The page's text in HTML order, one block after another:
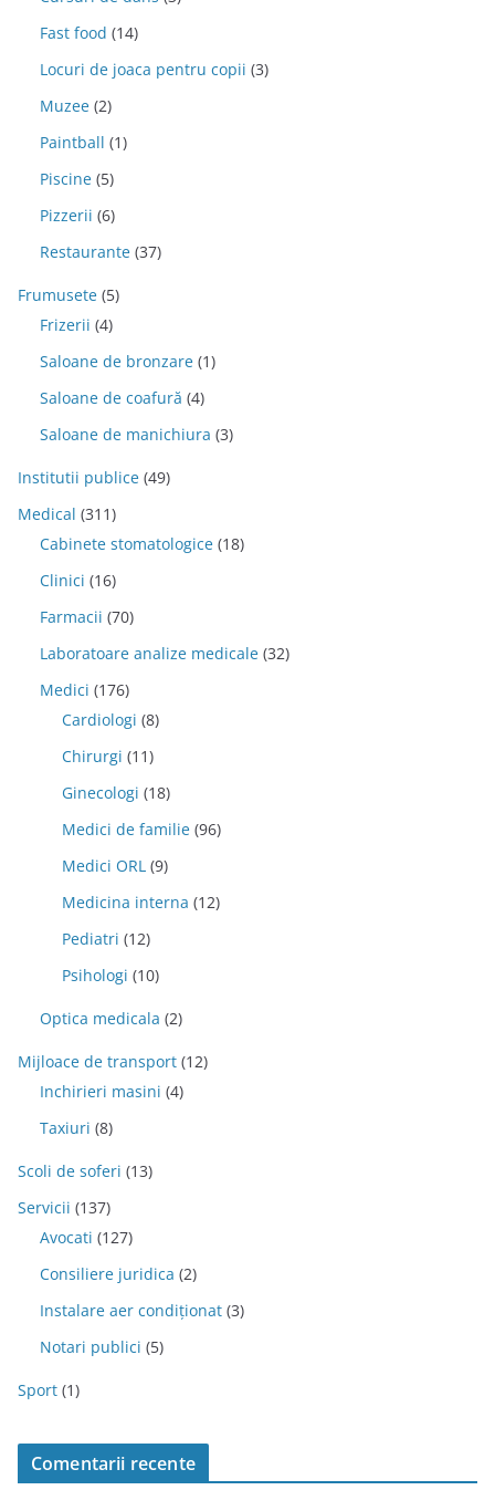
Fast food (14)
Locuri de joaca pentru copii (3)
Muzee (2)
Paintball (1)
Piscine (5)
Pizzerii (6)
Restaurante (37)
Frumusete (5)
Frizerii (4)
Saloane de bronzare (1)
Saloane de coafură (4)
Saloane de manichiura (3)
Institutii publice (49)
Medical (311)
Cabinete stomatologice (18)
Clinici (16)
Farmacii (70)
Laboratoare analize medicale (32)
Medici (176)
Cardiologi (8)
Chirurgi (11)
Ginecologi (18)
Medici de familie (96)
Medici ORL (9)
Medicina interna (12)
Pediatri (12)
Psihologi (10)
Optica medicala (2)
Mijloace de transport (12)
Inchirieri masini (4)
Taxiuri (8)
Scoli de soferi (13)
Servicii (137)
Avocati (127)
Consiliere juridica (2)
Instalare aer condiționat (3)
Notari publici (5)
Sport (1)
Comentarii recente